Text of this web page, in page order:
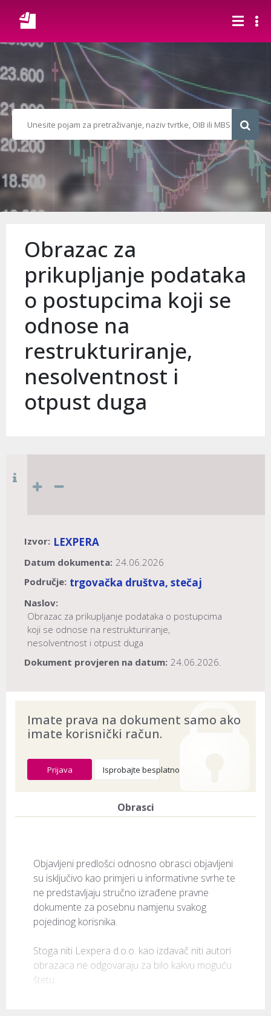
Obrazac za
prikupljanje podataka
o postupcima koji se
odnose na
restrukturiranje,
nesolventnost i
otpust duga
Izvor: LEXPERA
Datum dokumenta: 24.06.2026
Područje: trgovačka društva, stečaj
Naslov:
Obrazac za prikupljanje podataka o postupcima
koji se odnose na restrukturiranje,
nesolventnost i otpust duga
Dokument provjeren na datum: 24.06.2026.
Imate prava na dokument samo ako
imate korisnički račun.
Prijava Isprobajte besplatno
Obrasci
Objavljeni predlošci odnosno obrasci objavljeni
su isključivo kao primjeri u informativne svrhe te
ne predstavljaju stručno izrađene pravne
dokumente za posebnu namjenu svakog
pojedinog korisnika.
Stoga niti Lexpera d.o.o. kao izdavač niti autori
obrazaca ne odgovaraju za bilo kakvu moguću
štetu